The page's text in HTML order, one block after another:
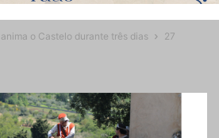
o Castelo durante três dias 27